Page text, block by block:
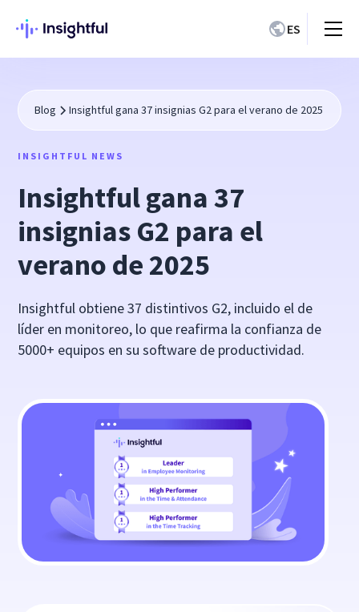
ES
Blog Insightful gana 37 insignias G2 para el verano de 2025
INSIGHTFUL NEWS
Insightful gana 37
insignias G2 para el
verano de 2025
Insightful obtiene 37 distintivos G2, incluido el de
líder en monitoreo, lo que reafirma la confianza de
5000+ equipos en su software de productividad.